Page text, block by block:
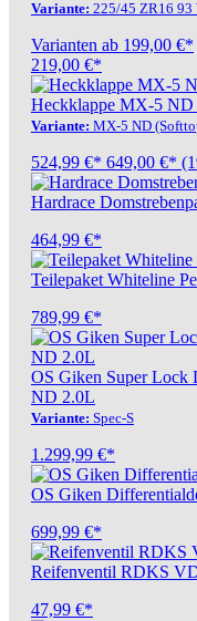
Variante: 225/45 ZR16 93
Varianten ab 199,00 €*
219,00 €*
Heckklappe MX-5
Variante: MX-5 ND
524,99 €* 649,00 €*
Hardrace
464,99 €*
Teilepaket Whiteline
789,99 €*
OS Giken Super Lock
ND 2.0L
Variante: Spec-S
1.299,99 €*
OS Giken
699,99 €*
Reifenventil RDKS
47,99 €*